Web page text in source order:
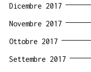
Dicembre 2017
Novembre 2017
Ottobre 2017
Settembre 2017